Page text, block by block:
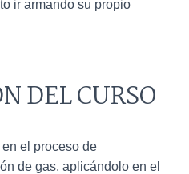
ir armando su propio
DEL CURSO
el proceso de
de gas, aplicándolo en el